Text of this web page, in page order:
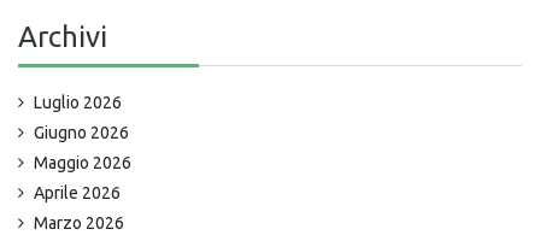
Archivi
Luglio 2026
Giugno 2026
Maggio 2026
Aprile 2026
Marzo 2026